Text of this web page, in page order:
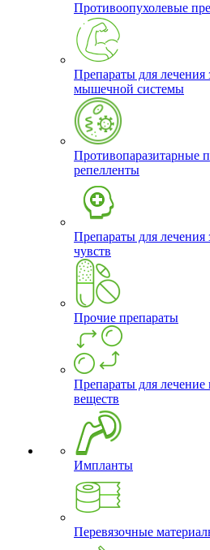
Противоопухолевые
Препараты для лечения
мышечной системы
Противопаразитарные
репелленты
Препараты для лечения
чувств
Прочие препараты
Препараты для
веществ
Импланты
Перевязочные